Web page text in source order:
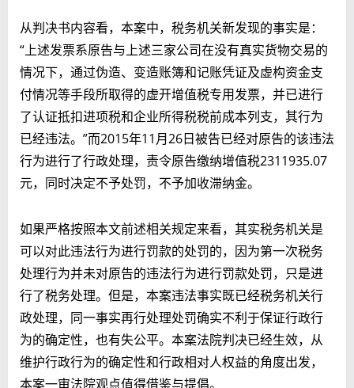
从判决书内容看，本案中，税务机关新发现的事实是：
“上述发票系原告与上述三家公司在没有真实货物交易的
情况下，通过伪造、变造账簿和记账凭证及虚构资金支
付情况等手段所取得的虚开增值税专用发票，并已进行
了认证抵扣进项税和企业所得税税前成本列支，其行为
已经违法。”而2015年11月26日被告已经对原告的该违法
行为进行了行政处理，责令原告缴纳增值税2311935.07
元，同时决定不予处罚，不予加收滞纳金。
如果严格按照本文前述相关规定来看，其实税务机关是
可以对此违法行为进行罚款的处罚的，因为第一次税务
处理行为并未对原告的违法行为进行罚款处罚，只是进
行了税务处理。但是，本案违法事实既已经税务机关行
政处理，同一事实再行处理处罚确实不利于保证行政行
为的确定性，也有失公平。本案法院判决已经生效，从
维护行政行为的确定性和行政相对人权益的角度出发，
本案一审法院观点值得借鉴与提倡。